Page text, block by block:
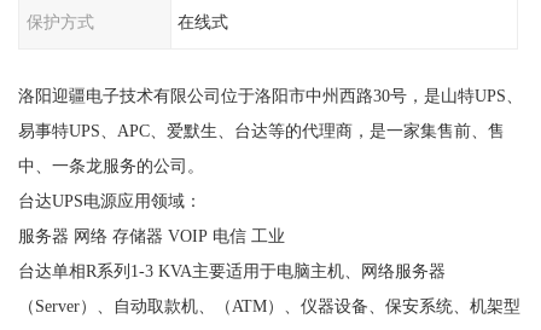
保护方式 在线式
洛阳迎疆电子技术有限公司位于洛阳市中州西路30号，是山特UPS、
易事特UPS、APC、爱默生、台达等的代理商，是一家集售前、售
中、一条龙服务的公司。
台达UPS电源应用领域：
服务器 网络 存储器 VOIP 电信 工业
台达单相R系列1-3 KVA主要适用于电脑主机、网络服务器
（Server）、自动取款机、（ATM）、仪器设备、保安系统、机架型